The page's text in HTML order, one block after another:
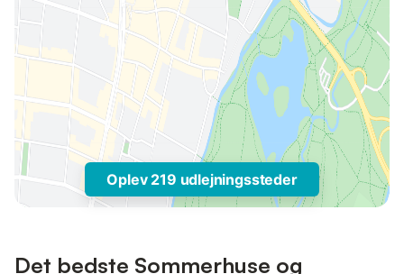
Oplev 219 udlejningssteder
Det bedste Sommerhuse og